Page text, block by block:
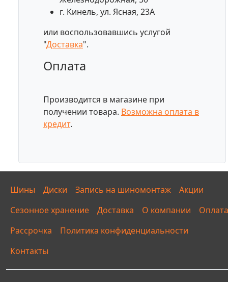
г. Кинель, ул. Ясная, 23А
или воспользовавшись услугой
"Доставка".
Оплата
Производится в магазине при
получении товара. Возможна оплата в
кредит.
Шины Диски Запись на шиномонтаж
Акции
Сезонное хранение
Доставка О компании
Оплата
Рассрочка
Политика конфиденциальности
Контакты